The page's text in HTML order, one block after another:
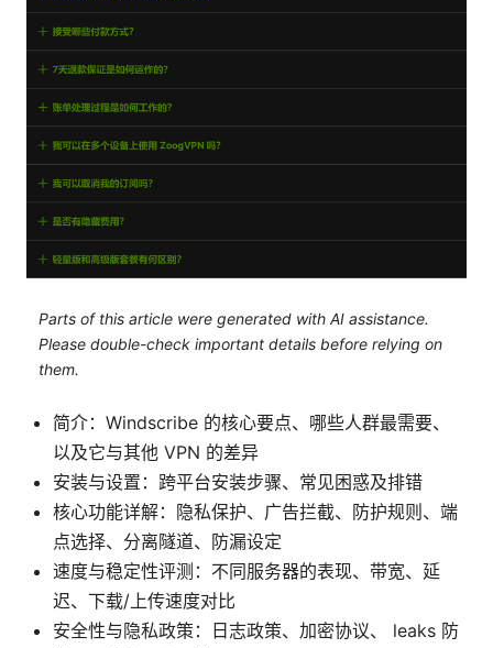
Parts of this article were generated with AI assistance.
Please double-check important details before relying on
them.
简介：Windscribe 的核心要点、哪些人群最需要、
以及它与其他 VPN 的差异
安装与设置：跨平台安装步骤、常见困惑及排错
核心功能详解：隐私保护、广告拦截、防护规则、端
点选择、分离隧道、防漏设定
速度与稳定性评测：不同服务器的表现、带宽、延
迟、下载/上传速度对比
安全性与隐私政策：日志政策、加密协议、 leaks 防